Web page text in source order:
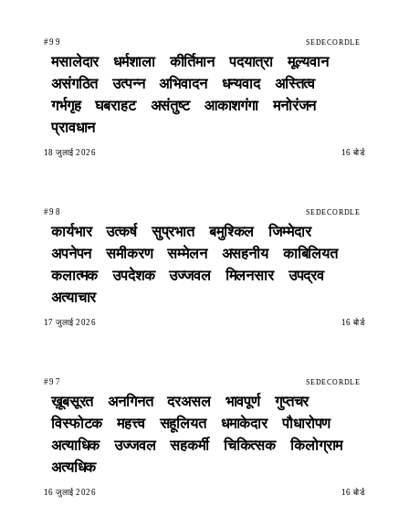
#99 SEDECORDLE
मसालेदार धर्मशाला कीर्तिमान पदयात्रा
मूल्यवान
असंगठित
उत्पन्न अभिवादन धन्यवाद
अस्तित्व
गर्भगृह
घबराहट असंतुष्ट आकाशगंगा
मनोरंजन
प्रावधान
18 जुलाई 2026 16 बोर्ड
#98 SEDECORDLE
कार्यभार उत्कर्ष सुप्रभात बमुश्किल
जिम्मेदार
अपनेपन
समीकरण सम्मेलन असहनीय
काबिलियत
कलात्मक
उपदेशक उज्जवल मिलनसार
उपद्रव
अत्याचार
17 जुलाई 2026 16 बोर्ड
#97 SEDECORDLE
ख़ूबसूरत अनगिनत दरअसल भावपूर्ण
गुप्तचर
विस्फोटक
महत्त्व सहूलियत धमाकेदार
पौधारोपण
अत्याधिक
उज्जवल सहकर्मी चिकित्सक
किलोग्राम
अत्यधिक
16 जुलाई 2026 16 बोर्ड